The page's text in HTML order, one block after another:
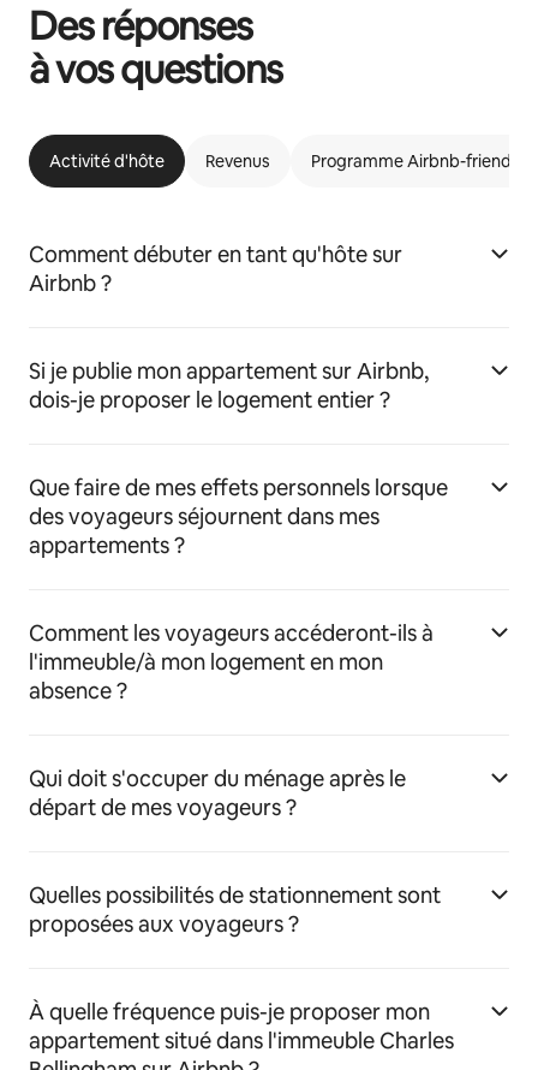
Des réponses
à vos questions
Activité d'hôte Revenus Programme Airbnb-friendly
Comment débuter en tant qu'hôte sur
Airbnb ?
Si je publie mon appartement sur Airbnb,
dois-je proposer le logement entier ?
Que faire de mes effets personnels lorsque
des voyageurs séjournent dans mes
appartements ?
Comment les voyageurs accéderont-ils à
l'immeuble/à mon logement en mon
absence ?
Qui doit s'occuper du ménage après le
départ de mes voyageurs ?
Quelles possibilités de stationnement sont
proposées aux voyageurs ?
À quelle fréquence puis-je proposer mon
appartement situé dans l'immeuble Charles